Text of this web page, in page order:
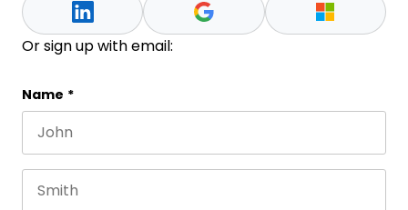
Or sign up with email:
Phone
Este campo es un campo de validación y debe
Name *